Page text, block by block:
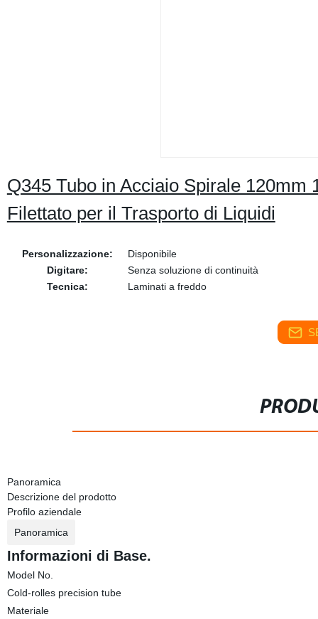
Q345 Tubo in Acciaio Spirale
Filettato per il Trasporto di Liquidi
Personalizzazione:
Disponibile
Digitare:
Senza soluzione di continuità
Tecnica:
Laminati a freddo
Panoramica
Descrizione del prodotto
Profilo aziendale
Panoramica
Informazioni di Base.
Model No.
Cold-rolles precision tube
Materiale